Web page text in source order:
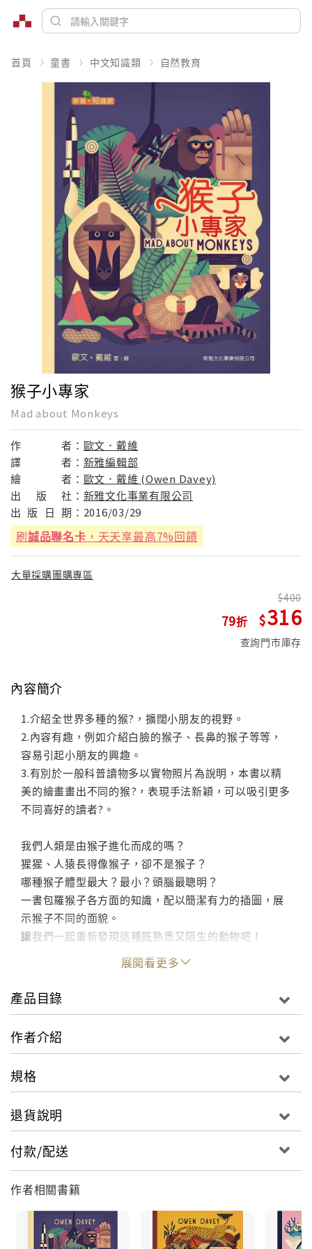
首頁 童書 中文知識類 自然教育
猴子小專家
Mad about Monkeys
作 者： 歐文．戴維
譯
者： 新雅編輯部
繪
者： 歐文．戴維 (Owen Davey)
出
版 社： 新雅文化事業有限公司
出 版 日 期： 2016/03/29
刷誠品聯名卡 ，天天享最高7%回饋
大量採購團購專區
79
400
316
查詢門市庫存
內容簡介
1.介紹全世界多種的猴?，擴闊小朋友的視野。
2.內容有趣，例如介紹白臉的猴子、長鼻的猴子等等，
容易引起小朋友的興趣。
3.有別於一般科普讀物多以實物照片為說明，本書以精
美的繪畫畫出不同的猴?，表現手法新穎，可以吸引更多
不同喜好的讀者?。
我們人類是由猴子進化而成的嗎？
猩猩、人猿長得像猴子，卻不是猴子？
哪種猴子體型最大？最小？頭腦最聰明？
一書包羅猴子各方面的知識，配以簡潔有力的插圖，展
示猴子不同的面貌。
讓我們一起重新發現這種既熟悉又陌生的動物吧！
猴子是我們常見的動物，牠們既精靈、活潑、可愛、又
調皮、狡猾，常做出讓人意想不到的事情，真是一種非
常特別又有個性的動物！
《猴子小專家》以簡潔而富美感的插圖，配合與猴子相
的生存方式、生活習慣、複雜而有趣的分類……還會向
以成為猴子小專家啦！
展開看更多
產品目錄
作者介紹
規格
退貨說明
付款/配送
作者相關書籍